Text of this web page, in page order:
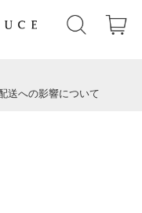
送への影響について